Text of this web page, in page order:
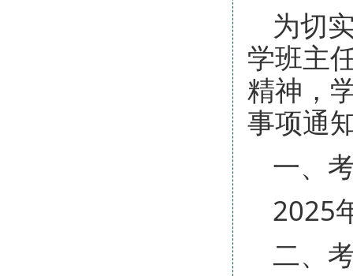
为切
学班主
精神，
事项通
一、
2025
二、